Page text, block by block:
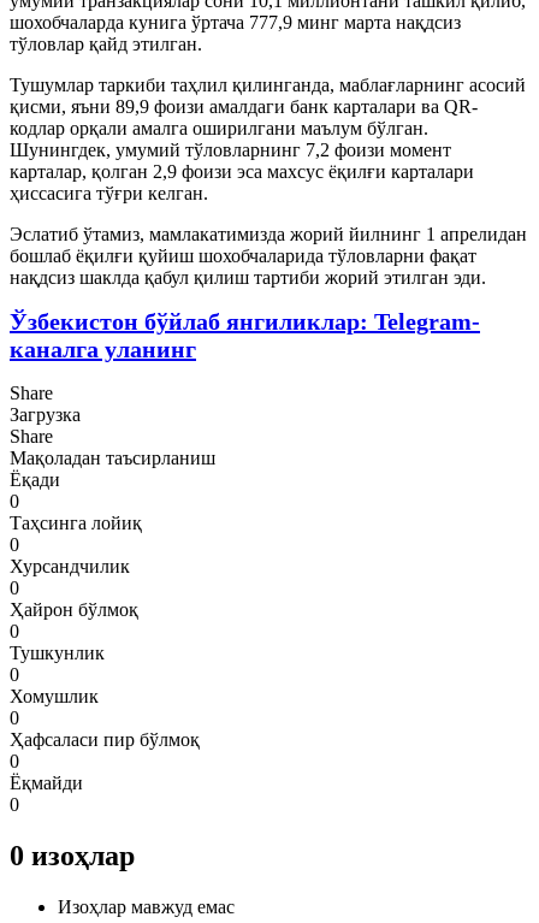
шохобчаларда кунига ўртача 777,9 минг марта нақдсиз
тўловлар қайд этилган.
Тушумлар таркиби таҳлил қилинганда, маблағларнинг асосий
қисми, яъни 89,9 фоизи амалдаги банк карталари ва QR-
кодлар орқали амалга оширилгани маълум бўлган.
Шунингдек, умумий тўловларнинг 7,2 фоизи момент
карталар, қолган 2,9 фоизи эса махсус ёқилғи карталари
ҳиссасига тўғри келган.
Эслатиб ўтамиз, мамлакатимизда жорий йилнинг 1 апрелидан
бошлаб ёқилғи қуйиш шохобчаларида тўловларни фақат
нақдсиз шаклда қабул қилиш тартиби жорий этилган эди.
Ўзбекистон бўйлаб янгиликлар: Telegram-
каналга уланинг
Share
Загрузка
Share
Мақоладан таъсирланиш
Ёқади
0
Таҳсинга лойиқ
0
Хурсандчилик
0
Ҳайрон бўлмоқ
0
Тушкунлик
0
Хомушлик
0
Ҳафсаласи пир бўлмоқ
0
Ёқмайди
0
0 изоҳлар
Изоҳлар мавжуд емас